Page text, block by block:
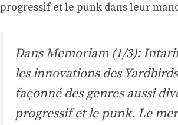
progressif et le punk dans leur
Dans Memoriam (1/3):
les innovations des
façonné des genres aussi
progressif et le punk. Le